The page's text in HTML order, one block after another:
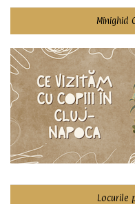
Minighid
Locurile